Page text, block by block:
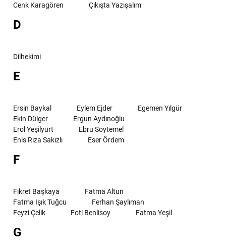
Cenk Karagören
Çıkışta Yazışalım
D
Dilhekimi
E
Ersin Baykal Eylem Ejder
Egemen Yılgür
Ekin Dülger
Ergun Aydınoğlu
Erol Yeşilyurt
Ebru Soytemel
Enis Rıza Sakızlı
Eser Ördem
F
Fikret Başkaya
Fatma Altun
Fatma Işık Tuğcu
Ferhan Şaylıman
Feyzi Çelik
Foti Benlisoy Fatma Yeşil
G